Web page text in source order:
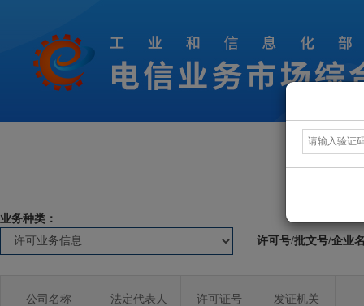
业务种类：
许可号/批文号/企业
公司名称 法定代表人 许可证号 发证机关